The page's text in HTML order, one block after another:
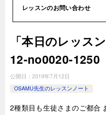
レッスンのお問い合わせ
「本日のレッス
12-no0020-1250
公開日： 2019年7月12日
OSAMU先生のレッスンノート
2種類目も生徒さまのご都合